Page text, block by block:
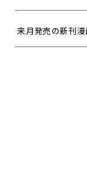
来月発売の新刊